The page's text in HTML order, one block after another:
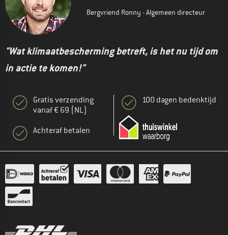
Bergvriend Ronny - Algemeen directeur
"Wat klimaatbescherming betreft, is het nu tijd om
in actie te komen!"
Gratis verzending
vanaf € 69 (NL)
Achteraf betalen
100 dagen bedenktijd